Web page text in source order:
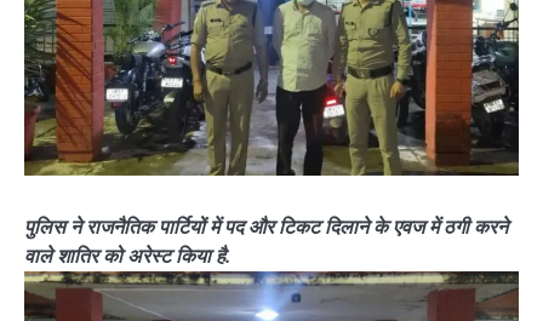
पुलिस ने राजनैतिक पार्टियों में पद और टिकट दिलाने के एवज में ठगी करने
वाले शातिर को अरेस्ट किया है.